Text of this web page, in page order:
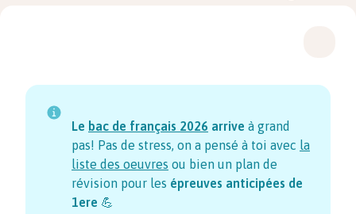
Le bac de français 2026 arrive à grand
pas! Pas de stress, on a pensé à toi avec la
liste des oeuvres ou bien un plan de
révision pour les épreuves anticipées de
1ere 💪